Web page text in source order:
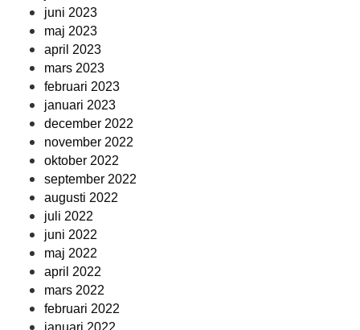
juni 2023
maj 2023
april 2023
mars 2023
februari 2023
januari 2023
december 2022
november 2022
oktober 2022
september 2022
augusti 2022
juli 2022
juni 2022
maj 2022
april 2022
mars 2022
februari 2022